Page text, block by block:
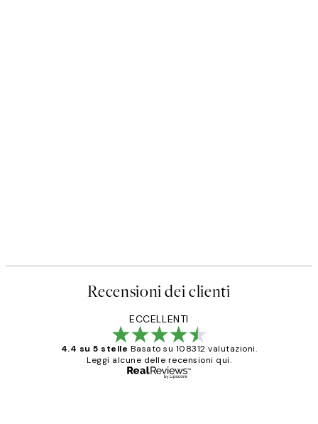
Recensioni dei clienti
ECCELLENTI
4.4 su 5 stelle Basato su 108312 valutazioni.
Leggi alcune delle recensioni qui.